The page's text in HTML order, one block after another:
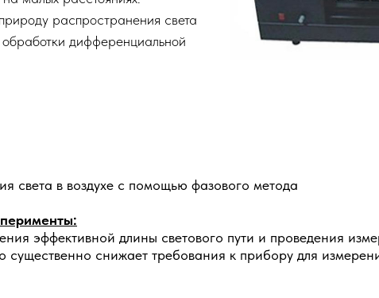
распространения света
дифференциальной
света в воздухе с помощью фазового метода
эффективной длины светового пути и проведения
существенно снижает требования к прибору для